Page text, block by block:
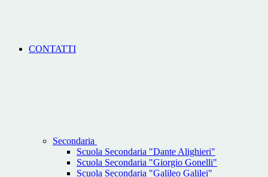
CONTATTI
Secondaria
Scuola Secondaria "Dante Alighieri"
Scuola Secondaria "Giorgio Gonelli"
Scuola Secondaria "Galileo Galilei"